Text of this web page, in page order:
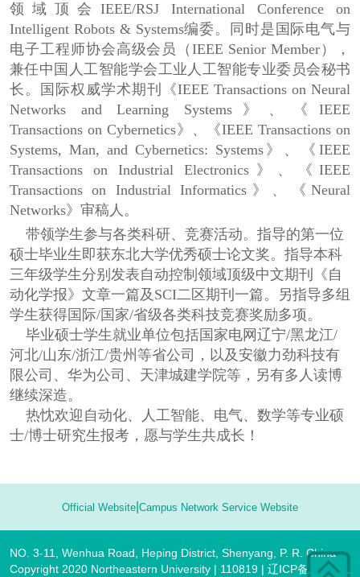
领域顶会 IEEE/RSJ International Conference on
Intelligent Robots & Systems编委。同时是国际电气与
电子工程师协会高级会员（IEEE Senior Member ），
兼任中国人工智能学会工业人工智能专业委员会秘书
长。国际权威学术期刊
《IEEE Transactions on Neural
Networks and Learning Systems》、《IEEE
Transactions on Cybernetics》、《IEEE Transactions on
Systems, Man, and Cybernetics: Systems》、《IEEE
Transactions on Industrial Electronics 》、《IEEE
Transactions on Industrial Informatics 》、《Neural
Networks》 审稿人。
带领学生参与各类科研、竞赛活动。指导的第一位
硕士毕业生即获东北大学优秀硕士论文奖。指导本科
三年级学生分别发表自动控制领域顶级中文期刊《自
动化学报》文章一篇及SCI二区期刊一篇。另指导多组
学生获得国际/国家/省级各类科技竞赛奖励多项。
毕业硕士学生就业单位包括国家电网辽宁/黑龙江/
河北/山东/浙江/贵州等省公司，以及安徽力劲科技有
限公司、华为公司、天津城建学院等，另有多人读博
继续深造。
热忱欢迎自动化、人工智能、电气、数学等专业硕
士/博士研究生报考，愿与学生共成长！
Official Website Campus Network Service Website
NO. 3-11, Wenhua Road, Heping District, Shenyang, P. R. China
Copyright 2020 Northeastern University | 110819 | 辽ICP备